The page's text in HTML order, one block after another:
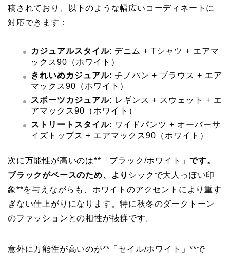
稿されており、以下のような幅広いコーディネートに
対応できます：
カジュアルスタイル: デニム + Tシャツ + エアマ
ックス90（ホワイト）
きれいめカジュアル: チノパン + ブラウス + エア
マックス90（ホワイト）
スポーツカジュアル: レギンス + スウェット + エ
アマックス90（ホワイト）
ストリートスタイル: ワイドパンツ + オーバーサ
イズトップス + エアマックス90（ホワイト）
次に万能性が高いのは**「ブラック/ホワイト」です。
ブラックがベースのため、より シックで大人っぽい印
象**を与えながらも、ホワイトのアクセントにより重す
ぎない仕上がりになります。特に秋冬のダークトーン
のファッションとの相性が抜群です。
意外に万能性が高いのが**「セイル/ホワイト」**で